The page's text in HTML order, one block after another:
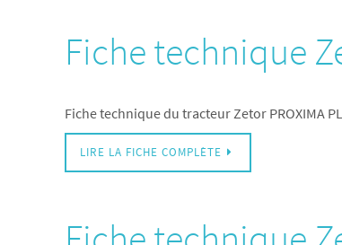
Fiche technique
Fiche technique du tracteur Zetor PROXIMA
LIRE LA FICHE COMPLÈTE